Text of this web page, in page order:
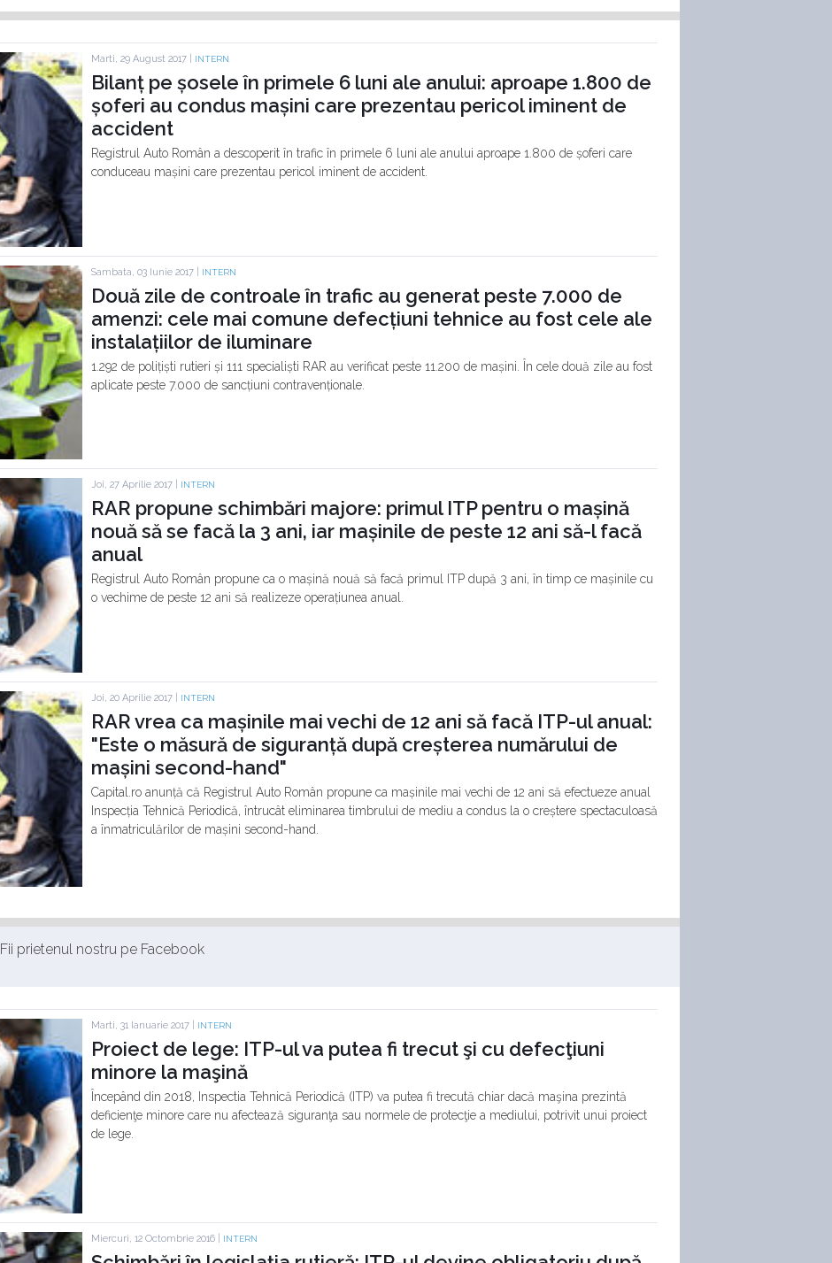
Marti, 29 August 2017 | INTERN
Bilanț pe șosele în primele 6 luni ale anului: aproape 1.800 de
șoferi au condus mașini care prezentau pericol iminent de
accident
Registrul Auto Român a descoperit în trafic în primele 6 luni ale anului aproape 1.800 de șoferi care
conduceau mașini care prezentau pericol iminent de accident.
Sambata, 03 Iunie 2017 | INTERN
Două zile de controale în trafic au generat peste 7.000 de
amenzi: cele mai comune defecțiuni tehnice au fost cele ale
instalațiilor de iluminare
1.292 de polițiști rutieri și 111 specialiști RAR au verificat peste 11.200 de mașini. În cele două zile au fost
aplicate peste 7.000 de sancțiuni contravenționale.
Joi, 27 Aprilie 2017 | INTERN
RAR propune schimbări majore: primul ITP pentru o mașină
nouă să se facă la 3 ani, iar mașinile de peste 12 ani să-l facă
anual
Registrul Auto Român propune ca o mașină nouă să facă primul ITP după 3 ani, în timp ce mașinile cu
o vechime de peste 12 ani să realizeze operațiunea anual.
Joi, 20 Aprilie 2017 | INTERN
RAR vrea ca mașinile mai vechi de 12 ani să facă ITP-ul anual:
"Este o măsură de siguranță după creșterea numărului de
mașini second-hand"
Capital.ro anunță că Registrul Auto Român propune ca mașinile mai vechi de 12 ani să efectueze anual
Inspecția Tehnică Periodică, întrucât eliminarea timbrului de mediu a condus la o creștere spectaculoasă
a înmatriculărilor de mașini second-hand.
Fii prietenul nostru pe Facebook
Marti, 31 Ianuarie 2017 | INTERN
Proiect de lege: ITP-ul va putea fi trecut şi cu defecţiuni
minore la maşină
Începând din 2018, Inspectia Tehnică Periodică (ITP) va putea fi trecută chiar dacă maşina prezintă
deficienţe minore care nu afectează siguranţa sau normele de protecţie a mediului, potrivit unui proiect
de lege.
Miercuri, 12 Octombrie 2016 | INTERN